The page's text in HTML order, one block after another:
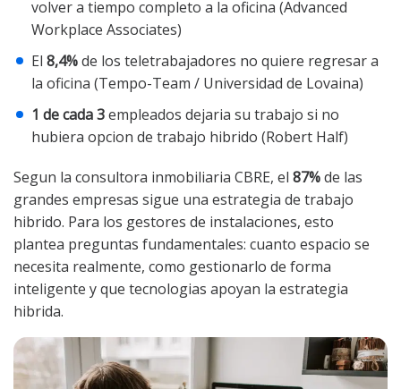
volver a tiempo completo a la oficina (Advanced
Workplace Associates)
El 8,4%de los teletrabajadores no quiere regresar a
la oficina (Tempo-Team / Universidad de Lovaina)
1 de cada 3empleados dejaria su trabajo si no
hubiera opcion de trabajo hibrido (Robert Half)
Segun la consultora inmobiliaria CBRE, el 87%de las
grandes empresas sigue una estrategia de trabajo
hibrido. Para los gestores de instalaciones, esto
plantea preguntas fundamentales: cuanto espacio se
necesita realmente, como gestionarlo de forma
inteligente y que tecnologias apoyan la estrategia
hibrida.